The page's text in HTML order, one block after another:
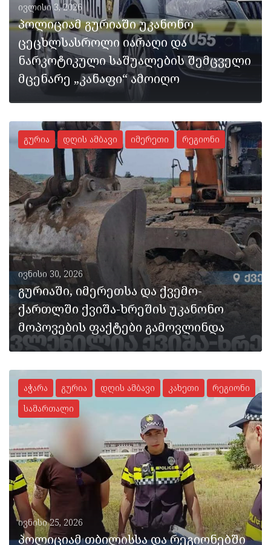
ივლისი 3, 2026
პოლიციამ გურიაში უკანონო
ცეცხლსასროლი იარაღი და
ნარკოტიკული საშუალების შემცველი
მცენარე „კანაფი“ ამოიღო
ᲡᲠᲣᲚᲐᲓ
გურია დღის ამბავი იმერეთი რეგიონი
ივნისი 30, 2026
გურიაში, იმერეთსა და ქვემო-
ქართლში ქვიშა-ხრეშის უკანონო
მოპოვების ფაქტები გამოვლინდა
აჭარა გურია დღის ამბავი კახეთი
რეგიონი
სამართალი
ივნისი 25, 2026
პოლიციამ თბილისსა და რეგიონებში